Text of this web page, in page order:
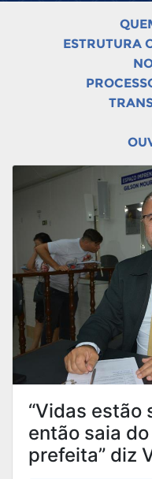
ESTRUTURA
“Vidas estão
então saia
prefeita” diz